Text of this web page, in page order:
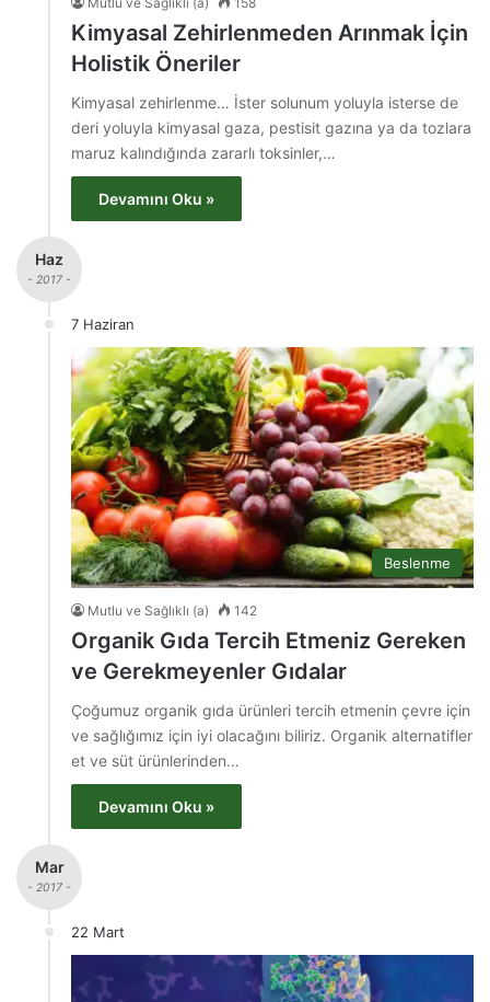
Kimyasal Zehirlenmeden Arınmak İçin
Holistik Öneriler
Kimyasal zehirlenme… İster solunum yoluyla isterse de
deri yoluyla kimyasal gaza, pestisit gazına ya da tozlara
maruz kalındığında zararlı toksinler,…
Devamını Oku »
Haz
- 2017 -
7 Haziran
Beslenme
Mutlu ve Sağlıklı (a) 142
Organik Gıda Tercih Etmeniz Gereken
ve Gerekmeyenler Gıdalar
Çoğumuz organik gıda ürünleri tercih etmenin çevre için
ve sağlığımız için iyi olacağını biliriz. Organik alternatifler
et ve süt ürünlerinden…
Devamını Oku »
Mar
- 2017 -
22 Mart